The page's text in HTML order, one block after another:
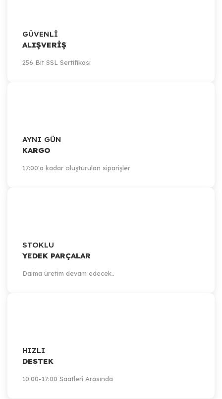
GÜVENLİ
ALIŞVERİŞ
256 Bit SSL Sertifikası
AYNI GÜN
KARGO
17:00'a kadar oluşturulan siparişler
STOKLU
YEDEK PARÇALAR
Daima üretim devam edecek..
HIZLI
DESTEK
10:00-17:00 Saatleri Arasında